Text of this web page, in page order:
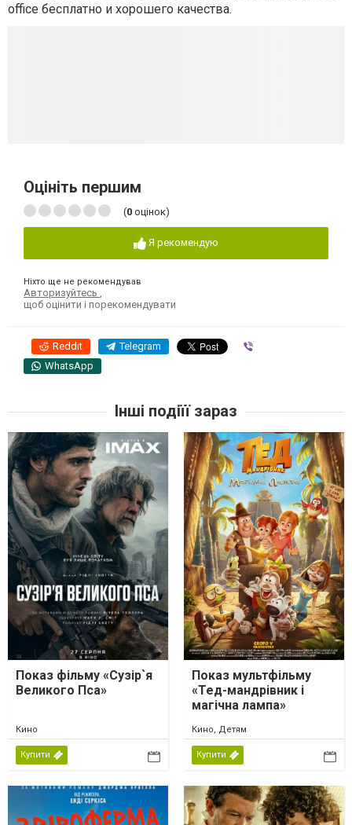
office бесплатно и хорошего качества.
Оцініть першим
(0 оцінок)
Я рекомендую
Ніхто ще не рекомендував
Авторизуйтесь
щоб оцінити і порекомендувати
Reddit Telegram
WhatsApp
Інші подіїї зараз
Показ фільму «Сузір`я
Великого Пса»
Кино
Купити
Показ мультфільму
«Тед-мандрівник і
магічна лампа»
Кино, Детям
Купити